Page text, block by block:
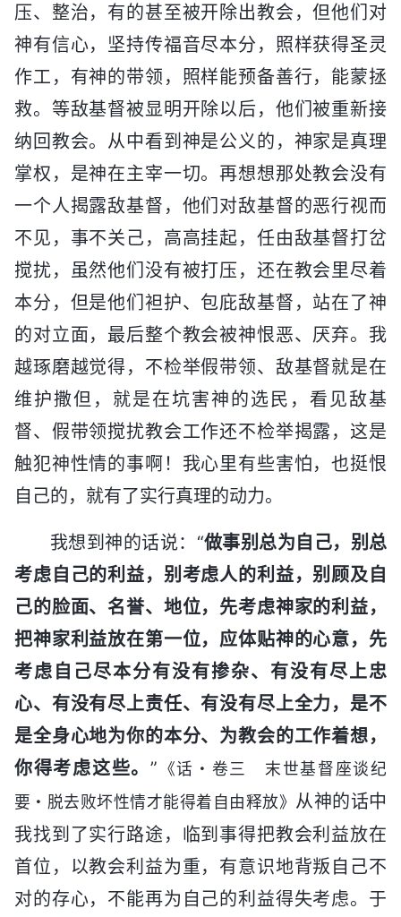
压、整治，有的甚至被开除出教会，但他们对
神有信心，坚持传福音尽本分，照样获得圣灵
作工，有神的带领，照样能预备善行，能蒙拯
救。等敌基督被显明开除以后，他们被重新接
纳回教会。从中看到神是公义的，神家是真理
掌权，是神在主宰一切。再想想那处教会没有
一个人揭露敌基督，他们对敌基督的恶行视而
不见，事不关己，高高挂起，任由敌基督打岔
搅扰，虽然他们没有被打压，还在教会里尽着
本分，但是他们袒护、包庇敌基督，站在了神
的对立面，最后整个教会被神恨恶、厌弃。我
越琢磨越觉得，不检举假带领、敌基督就是在
维护撒但，就是在坑害神的选民，看见敌基
督、假带领搅扰教会工作还不检举揭露，这是
触犯神性情的事啊！我心里有些害怕，也挺恨
自己的，就有了实行真理的动力。
我想到神的话说：“做事别总为自己，别总
考虑自己的利益，别考虑人的利益，别顾及自
己的脸面、名誉、地位，先考虑神家的利益，
把神家利益放在第一位，应体贴神的心意，先
考虑自己尽本分有没有掺杂、有没有尽上忠
心、有没有尽上责任、有没有尽上全力，是不
是全身心地为你的本分、为教会的工作着想，
你得考虑这些。 ” 《话・卷三 末世基督座谈纪
要・脱去败坏性情才能得着自由释放》 从神的话中
我找到了实行路途，临到事得把教会利益放在
首位，以教会利益为重，有意识地背叛自己不
对的存心，不能再为自己的利益得失考虑。于